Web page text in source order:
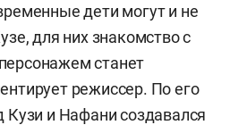
дети могут и не
для них знакомство с
станет
режиссер. По его
и Нафани создавался